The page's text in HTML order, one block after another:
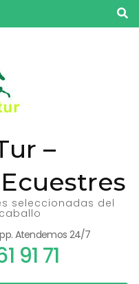
–
seleccionadas del
Atendemos 24/7
91 71